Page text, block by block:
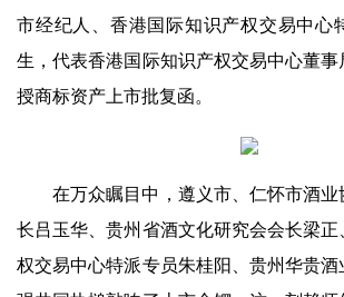
市经纪人、香港国际知识产权交易中心
生，代表香港国际知识产权交易中心董
授商标资产上市批复函。
在万众瞩目中，遵义市、仁怀市酒
长吕玉华、贵州省酒文化研究会会长梁
权交易中心特派专员朱桂阳、贵州华贵